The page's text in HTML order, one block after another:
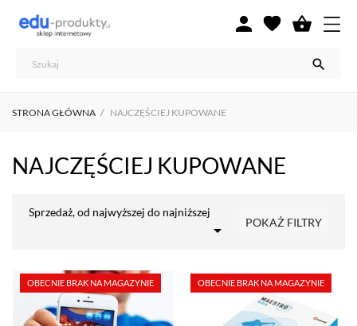



STRONA GŁÓWNA NAJCZĘŚCIEJ KUPOWANE
NAJCZĘŚCIEJ KUPOWANE
Sprzedaż, od najwyższej do najniższej
 POKAŻ FILTRY
OBECNIE BRAK NA MAGAZYNIE OBECNIE BRAK NA MAGAZYNIE